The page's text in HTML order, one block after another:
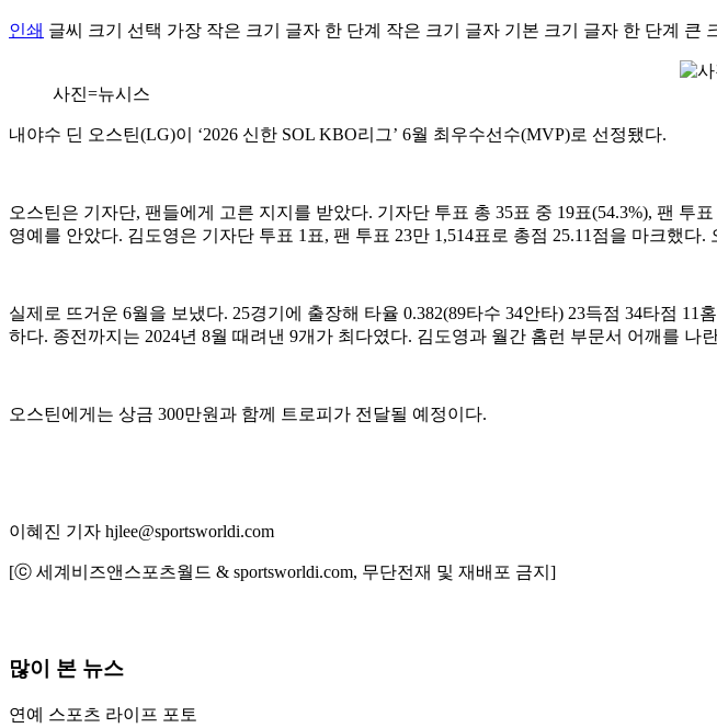
인쇄 글씨 크기 선택 가장 작은 크기 글자 한 단계 작은 크기 글자 기본 크기 글자 한 단계 큰
사진=뉴시스
내야수 딘 오스틴(LG)이 ‘2026 신한 SOL KBO리그’ 6월 최우수선수(MVP)로 선정됐다.
오스틴은 기자단, 팬들에게 고른 지지를 받았다. 기자단 투표 총 35표 중 19표(54.3%), 팬 투
영예를 안았다. 김도영은 기자단 투표 1표, 팬 투표 23만 1,514표로 총점 25.11점을 마크했
실제로 뜨거운 6월을 보냈다. 25경기에 출장해 타율 0.382(89타수 34안타) 23득점 34타점
하다. 종전까지는 2024년 8월 때려낸 9개가 최다였다. 김도영과 월간 홈런 부문서 어깨를 나
오스틴에게는 상금 300만원과 함께 트로피가 전달될 예정이다.
이혜진 기자 hjlee@sportsworldi.com
[ⓒ 세계비즈앤스포츠월드 & sportsworldi.com, 무단전재 및 재배포 금지]
많이 본 뉴스
연예 스포츠 라이프 포토